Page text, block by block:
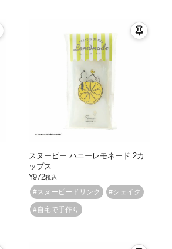
スヌーピー ハニーレモネード 2カ
ップス
¥972税込
#スヌーピードリンク #シェイク
#自宅で手作り